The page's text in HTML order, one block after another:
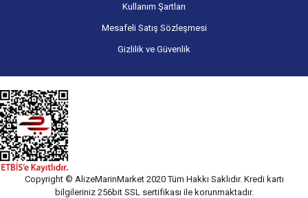
Kullanım Şartları
Mesafeli Satış Sözleşmesi
Gizlilik ve Güvenlik
Copyright © AlizeMarinMarket 2020 Tüm Hakkı Saklıdır. Kredi kartı
bilgileriniz 256bit SSL sertifikası ile korunmaktadır.